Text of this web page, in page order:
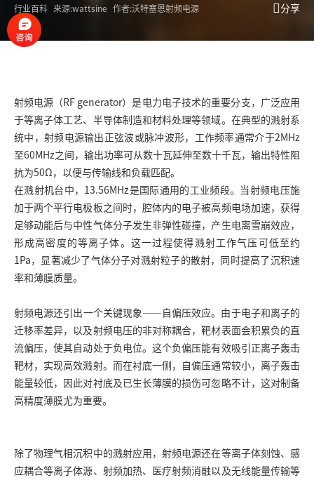
行业百科 来源:wattsine 作者:沃特塞恩射频电源 分享
射频电源 （RF generator）是电力电子技术的重要分支，广泛应用
于等离子体工艺、半导体制造和材料处理等领域。在典型的溅射系
统中，射频电源输出正弦波或脉冲波形，工作频率通常介于2MHz
至60MHz之间，输出功率可从数十瓦延伸至数十千瓦，输出特性阻
抗为50Ω，以便与传输线和负载匹配。
在溅射机台中，13.56MHz是国际通用的工业频段。当射频电压施
加于两个平行电极板之间时，腔体内的电子被高频电场加速，获得
足够动能后与中性气体分子发生非弹性碰撞，产生电离雪崩效应，
形成高密度的等离子体。这一过程使得溅射工作气压可低至约
1Pa，显著减少了气体分子对溅射粒子的散射，同时提高了沉积速
率和薄膜质量。
射频电源还引出一个关键现象——自偏压效应。由于电子和离子的
迁移率差异，以及射频电压的非对称耦合，靶材表面会积累负的直
流偏压，使其自动处于负电位。这个负偏压能有效吸引正离子轰击
靶材，实现高效溅射。而在衬底一侧，自偏压通常较小，离子轰击
能量较低，因此对衬底及已生长薄膜的损伤可忽略不计，这对制备
高精度薄膜尤为重要。
除了物理气相沉积中的溅射应用，射频电源还在等离子体刻蚀、感
应耦合等离子体源、射频加热、医疗射频消融以及无线能量传输等